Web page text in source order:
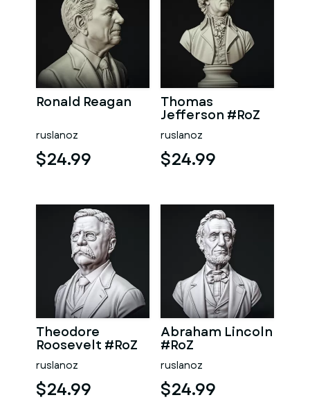
Ronald Reagan
ruslanoz
$24.99
Thomas
Jefferson #RoZ
ruslanoz
$24.99
Theodore
Roosevelt #RoZ
ruslanoz
$24.99
Abraham Lincoln
#RoZ
ruslanoz
$24.99